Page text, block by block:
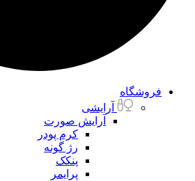
فروشگاه
آرایشی
آرایش صورت
کرم پودر
رژ گونه
پنکک
پرایمر